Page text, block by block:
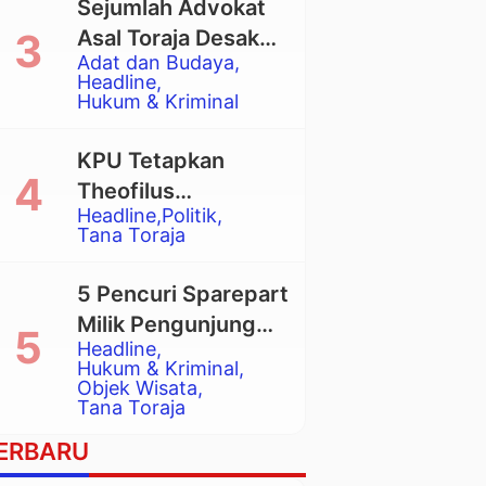
Adat dan Budaya
Headline
Hukum & Kriminal
Sejumlah Advokat
Asal Toraja Desak
Mahkamah Agung
Larang Penggunaan
Eksekusi Rumah
Adat Tongkonan
Headline Politik
Tana Toraja
KPU Tetapkan
Theofilus
Allorerung dan
Zadrak Tombe
sebagai Bupati dan
Wakil Bupati Tana
Toraja Terpilih
Headline
Hukum & Kriminal
Objek Wisata
Tana Toraja
5 Pencuri Sparepart
Milik Pengunjung
Objek Wisata
Pango-Pango
Ditangkap Polisi